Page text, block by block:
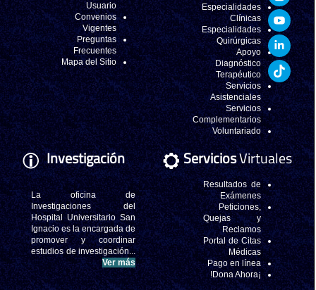
Especialidades
Clínicas
Especialidades
Quirúrgicas
Apoyo
Diagnóstico
Terapéutico
Servicios
Asistenciales
Servicios
Complementarios
Voluntariado
Usuario
Convenios
Vigentes
Preguntas
Frecuentes
Mapa del Sitio
ServiciosVirtuales
Resultados de
Exámenes
Peticiones,
Quejas y
Reclamos
Portal de Citas
Médicas
Pago en línea
¡Dona Ahora!
Investigación
La oficina de
Investigaciones del
Hospital Universitario San
Ignacio es la encargada de
promover y coordinar
estudios de investigación...
Ver más